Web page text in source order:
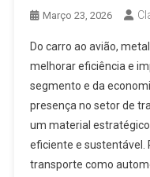
Março 23, 2026
Do carro ao avião,
melhorar eficiência e
segmento e da
presença no setor de
um material
eficiente e sustentável.
transporte como